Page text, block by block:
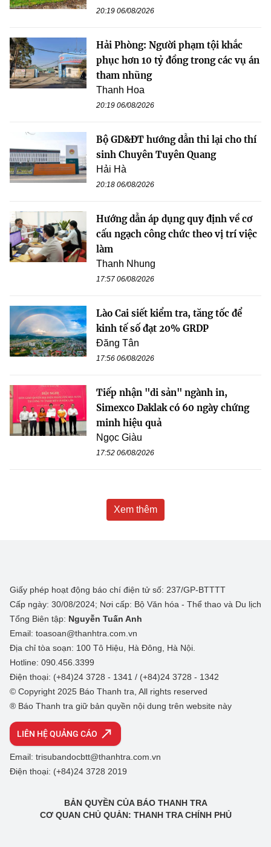
20:19 06/08/2026
Hải Phòng: Người phạm tội khắc
phục hơn 10 tỷ đồng trong các vụ án
tham nhũng
Thanh Hoa
20:19 06/08/2026
Bộ GD&ĐT hướng dẫn thi lại cho thí
sinh Chuyên Tuyên Quang
Hải Hà
20:18 06/08/2026
Hướng dẫn áp dụng quy định về cơ
cấu ngạch công chức theo vị trí việc
làm
Thanh Nhung
17:57 06/08/2026
Lào Cai siết kiểm tra, tăng tốc để
kinh tế số đạt 20% GRDP
Đăng Tân
17:56 06/08/2026
Tiếp nhận "di sản" ngành in,
Simexco Daklak có 60 ngày chứng
minh hiệu quả
Ngọc Giàu
17:52 06/08/2026
Xem thêm
Giấy phép hoạt động báo chí điện tử số: 237/GP-BTTTT
Cấp ngày: 30/08/2024; Nơi cấp: Bộ Văn hóa - Thể thao và Du lịch
Tổng Biên tập: Nguyễn Tuấn Anh
Email: toasoan@thanhtra.com.vn
Địa chỉ tòa soạn: 100 Tô Hiệu, Hà Đông, Hà Nội.
Hotline: 090.456.3399
Điện thoại: (+84)24 3728 - 1341 / (+84)24 3728 - 1342
© Copyright 2025 Báo Thanh tra, All rights reserved
® Báo Thanh tra giữ bản quyền nội dung trên website này
LIÊN HỆ QUẢNG CÁO
Email: trisubandocbtt@thanhtra.com.vn
Điện thoại: (+84)24 3728 2019
BẢN QUYỀN CỦA BÁO THANH TRA
CƠ QUAN CHỦ QUẢN: THANH TRA CHÍNH PHỦ